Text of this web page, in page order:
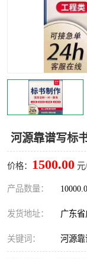
河源靠谱写标
价格： 1500.00 元
产品数量：
发货地址： 广东
关键词： 河源